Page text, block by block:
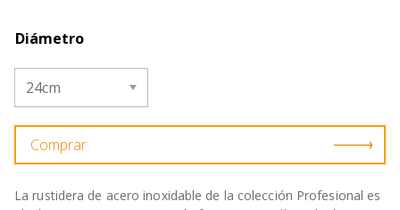
Diámetro
Comprar
La rustidera de acero inoxidable de la colección Profesional es